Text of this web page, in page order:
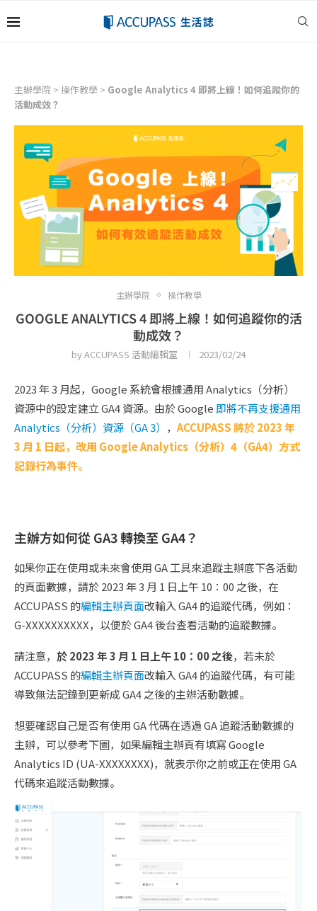
主辦學院 > 操作教學 > Google Analytics 4 即將上線！如何追蹤你的
活動成效？
主辦學院 操作教學
GOOGLE ANALYTICS 4 即將上線！如何追蹤你的活
動成效？
byACCUPASS 活動編輯室 2023/02/24
2023 年 3 月起，Google 系統會根據通用 Analytics（分析）
資源中的設定建立 GA4 資源。由於 Google即將不再支援通用
Analytics（分析）資源（GA 3） ， ACCUPASS 將於 2023 年
3 月 1 日起，改用 Google Analytics（分析）4（GA4）方式
記錄行為事件。
主辦方如何從 GA3 轉換至 GA4？
如果你正在使用或未來會使用 GA 工具來追蹤主辦底下各活動
的頁面數據，請於 2023 年 3 月 1 日上午 10：00 之後，在
ACCUPASS 的編輯主辦頁面改輸入 GA4 的追蹤代碼，例如：
G-XXXXXXXXXX，以便於 GA4 後台查看活動的追蹤數據。
請注意， 於 2023 年 3 月 1 日上午 10：00 之後，若未於
ACCUPASS 的編輯主辦頁面改輸入 GA4 的追蹤代碼，有可能
導致無法記錄到更新成 GA4 之後的主辦活動數據。
想要確認自己是否有使用 GA 代碼在透過 GA 追蹤活動數據的
主辦，可以參考下圖，如果編輯主辦頁有填寫 Google
Analytics ID (UA-XXXXXXXX)，就表示你之前或正在使用 GA
代碼來追蹤活動數據。